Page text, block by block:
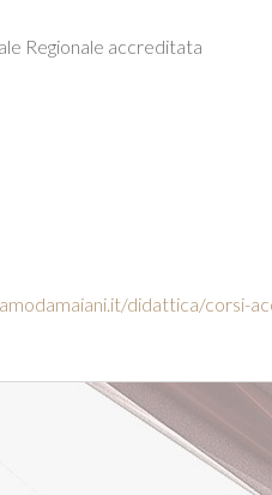
Regionale accreditata
didattica/corsi-